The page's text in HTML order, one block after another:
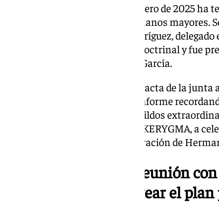
En la noche del martes 14 de Enero de 2025
junta general ordinaria de hermanos mayores.
Rvdo. P. José Gabriel Martin Rodríguez,
cofradías, que realizó el punto doctrinal y fue
federativo, D. Armando J. Ortiz García.
Tras la lectura y aprobación del acta de la
Armando J. Ortiz comenzó su informe
deberán haber realizado los cabildos
hermandades en la exposición KERYGMA, a
del I Centenario de la Real Federación de
Se va a realizar una reunión
formación para plantear el